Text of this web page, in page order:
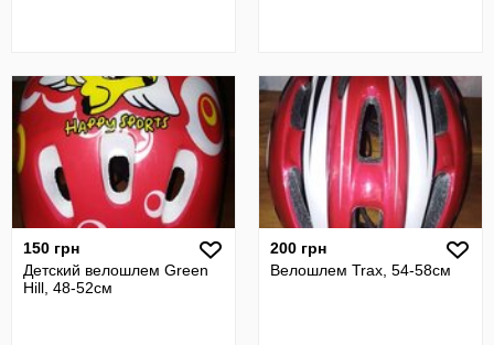
150 грн
Детский велошлем Green
Hill, 48-52см
200 грн
Велошлем Trax, 54-58см